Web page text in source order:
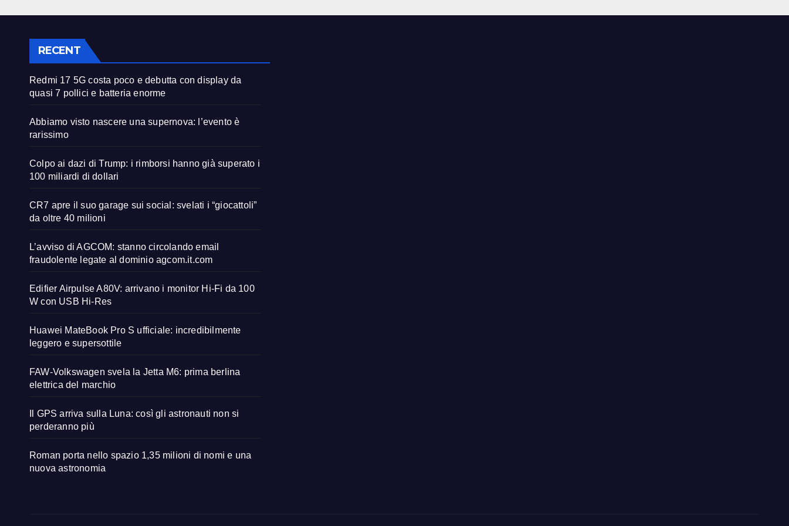
RECENT
Redmi 17 5G costa poco e debutta con display da
quasi 7 pollici e batteria enorme
Abbiamo visto nascere una supernova: l’evento è
rarissimo
Colpo ai dazi di Trump: i rimborsi hanno già superato i
100 miliardi di dollari
CR7 apre il suo garage sui social: svelati i “giocattoli”
da oltre 40 milioni
L’avviso di AGCOM: stanno circolando email
fraudolente legate al dominio agcom.it.com
Edifier Airpulse A80V: arrivano i monitor Hi-Fi da 100
W con USB Hi-Res
Huawei MateBook Pro S ufficiale: incredibilmente
leggero e supersottile
FAW-Volkswagen svela la Jetta M6: prima berlina
elettrica del marchio
Il GPS arriva sulla Luna: così gli astronauti non si
perderanno più
Roman porta nello spazio 1,35 milioni di nomi e una
nuova astronomia